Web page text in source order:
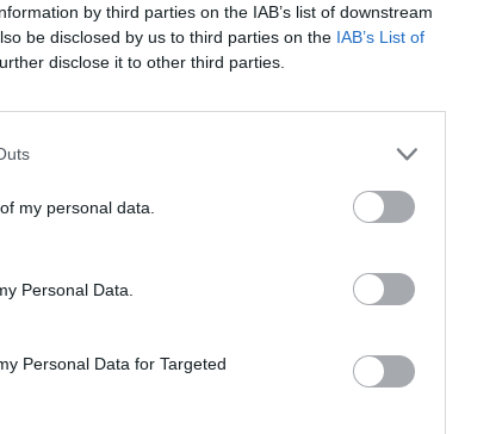
by third parties on the IAB’s list of downstream
be disclosed by us to third parties on the IAB’s List of
disclose it to other third parties.
my personal data.
Personal Data.
Personal Data for Targeted